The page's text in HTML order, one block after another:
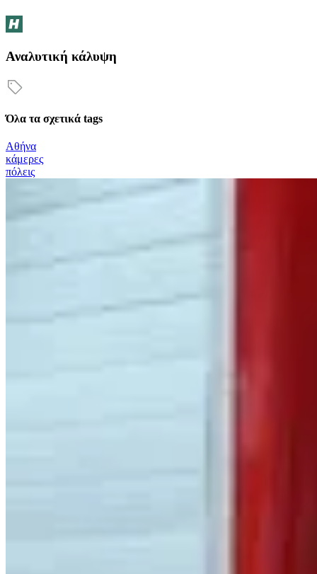
Αναλυτική κάλυψη
Όλα τα σχετικά tags
Αθήνα
κάμερες
πόλεις